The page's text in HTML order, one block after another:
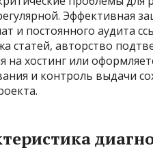
Эффективная
и постоянного аудита
статей, авторство
на хостинг или
и контроль выдачи